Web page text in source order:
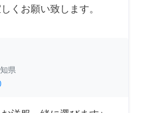
くお願い致します。
県